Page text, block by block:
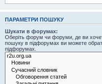
ПАРАМЕТРИ ПОШУКУ
Шукати в форумах:
Оберіть форум чи форуми, де ви
пошуку в підфорумах ви можете
підфорумах.